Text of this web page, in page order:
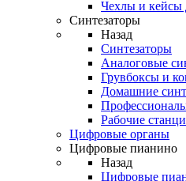
Чехлы и кейсы
Синтезаторы
Назад
Синтезаторы
Аналоговые
Грувбоксы и
Домашние
Рабочие
Цифровые органы
Цифровые пианино
Назад
Цифровые